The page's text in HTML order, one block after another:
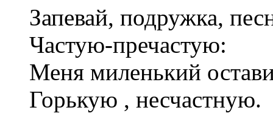
Запевай, подружка,
Частую-пречастую:
Меня миленький
Горькую , несчастную.